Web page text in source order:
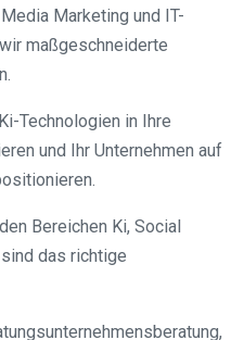
Marketing und IT-
maßgeschneiderte
Technologien in Ihre
und Ihr Unternehmen auf
Bereichen Ki, Social
das richtige